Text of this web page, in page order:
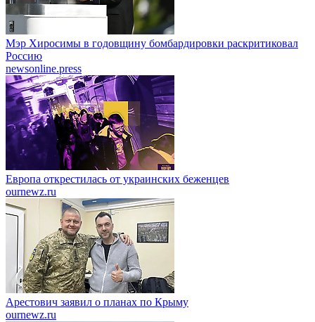
Мэр Хиросимы в годовщину бомбардировки раскритиковал
Россию
newsonline.press
Европа открестилась от украинских беженцев
ournewz.ru
Арестович заявил о планах по Крыму
ournewz.ru